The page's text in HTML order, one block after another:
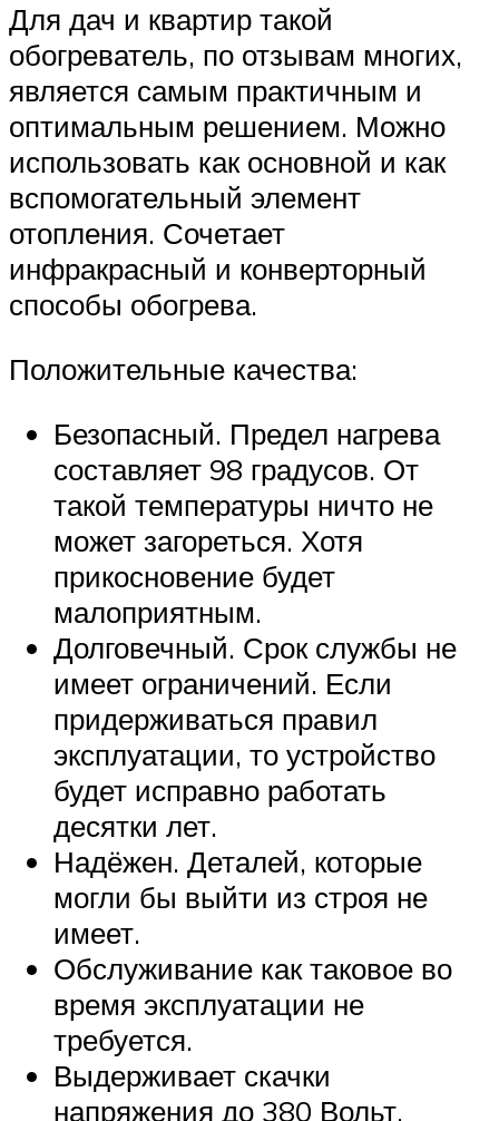
Для дач и квартир такой
обогреватель, по отзывам многих,
является самым практичным и
оптимальным решением. Можно
использовать как основной и как
вспомогательный элемент
отопления. Сочетает
инфракрасный и конверторный
способы обогрева.
Положительные качества:
Безопасный. Предел нагрева
составляет 98 градусов. От
такой температуры ничто не
может загореться. Хотя
прикосновение будет
малоприятным.
Долговечный. Срок службы не
имеет ограничений. Если
придерживаться правил
эксплуатации, то устройство
будет исправно работать
десятки лет.
Надёжен. Деталей, которые
могли бы выйти из строя не
имеет.
Обслуживание как таковое во
время эксплуатации не
требуется.
Выдерживает скачки
напряжения до 380 Вольт.